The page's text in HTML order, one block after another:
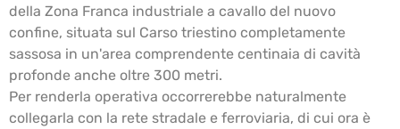
della Zona Franca industriale a cavallo del nuovo
confine, situata sul Carso triestino completamente
sassosa in un'area comprendente centinaia di cavità
profonde anche oltre 300 metri.
Per renderla operativa occorrerebbe naturalmente
collegarla con la rete stradale e ferroviaria, di cui ora è